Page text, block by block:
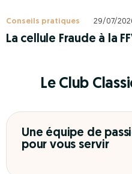
Conseils pratiques 29/07/
La cellule Fraude à la
Le Club
Une équipe de
pour vous servir